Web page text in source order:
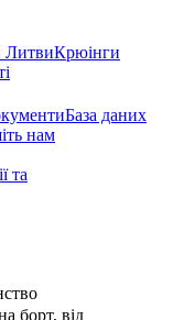
ЛитвиКрюінги
База даних
нам
та
борт, від